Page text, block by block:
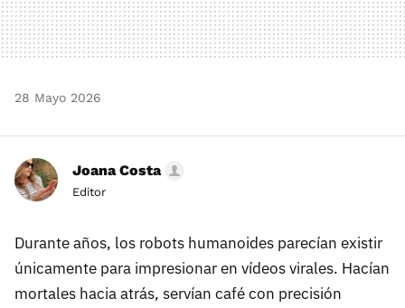
28 Mayo 2026
Joana Costa
Editor
Durante años, los robots humanoides parecían existir
únicamente para impresionar en vídeos virales. Hacían
mortales hacia atrás, servían café con precisión